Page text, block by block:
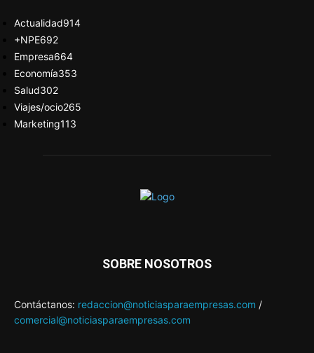
Actualidad914
+NPE692
Empresa664
Economía353
Salud302
Viajes/ocio265
Marketing113
SOBRE NOSOTROS
Contáctanos: redaccion@noticiasparaempresas.com /
comercial@noticiasparaempresas.com